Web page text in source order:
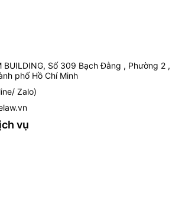
BUILDING, Số 309 Bạch Đằng , Phường 2 ,
phố Hồ Chí Minh
Zalo)
vụ